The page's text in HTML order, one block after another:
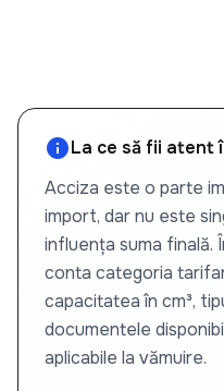
infoLa ce să fii atent
Acciza este o parte
import, dar nu este
influența suma finală.
conta categoria
capacitatea în cm³,
documentele
aplicabile la vămuire.